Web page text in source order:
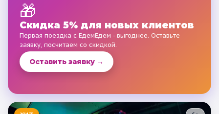
🎁
Скидка 5% для новых клиентов
Первая поездка с ЕдемЕдем - выгоднее. Оставьте
заявку, посчитаем со скидкой.
Оставить заявку →